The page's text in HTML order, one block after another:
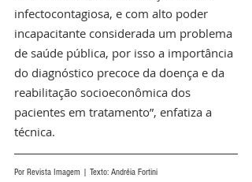
infectocontagiosa, e com alto poder
incapacitante considerada um problema
de saúde pública, por isso a importância
do diagnóstico precoce da doença e da
reabilitação socioeconômica dos
pacientes em tratamento”, enfatiza a
técnica.
Por Revista Imagem | Texto: Andréia Fortini